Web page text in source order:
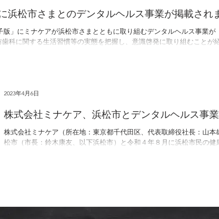
浜松市さまとのデンタルヘルス事業が掲載され
版」にミナケアが浜松市さまとともに取り組むデンタルヘルス事業
科に関する生活習慣等の実態を把握し、意識啓発に取り組むことが
株式会社ミナケア、浜松市とデンタルヘルス事
株式会社ミナケア（所在地：東京都千代田区、代表取締役社長：山
松市（市長：鈴木康友、以下浜松市）と令和４年８月に浜松市民の
2023年4月6日